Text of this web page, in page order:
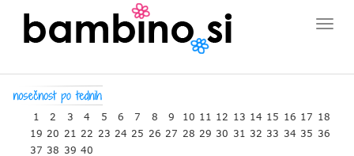
1 2 3 4 5 6 7 8 9 10 11 12 13 14 15 16 17 18
19 20 21 22 23 24 25 26 27 28 29 30 31 32 33 34 35 36
37 38 39 40